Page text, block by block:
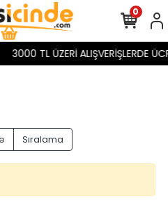
3000 TL ÜZERİ ALIŞVERİŞLERDE
0
Sıralama